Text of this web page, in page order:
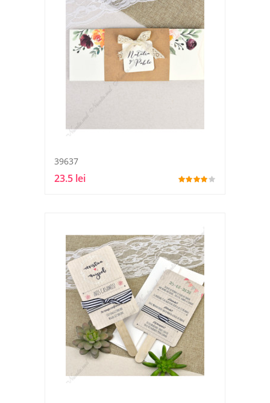
39637
23.5 lei